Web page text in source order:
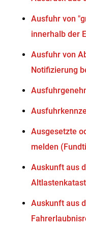
Ausfuhr von
innerhalb der
Ausfuhr von
Notifizierung
Ausgesetzte
melden
Auskunft aus
Auskunft aus